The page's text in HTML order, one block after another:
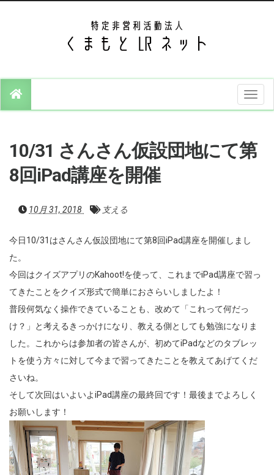
T
o
g
e
n
a
10/31 さんさん仮設団地にて第
8回iPad講座を開催
10月 31, 2018 支える
今日10/31はさんさん仮設団地にて第8回iPad講座を開催しまし
た。
今回はクイズアプリのKahoot!を使って、これまでiPad講座で習っ
てきたことをクイズ形式で簡単におさらいしましたよ！
普段何気なく操作できていることも、改めて「これって何だっ
け？」と考えるきっかけになり、教える側としても勉強になりま
した。これからは参加者の皆さんが、初めてiPadなどのタブレッ
トを使う方々に対して今まで習ってきたことを教えてあげてくだ
さいね。
そして次回はいよいよiPad講座の最終回です！最後までよろしく
お願いします！